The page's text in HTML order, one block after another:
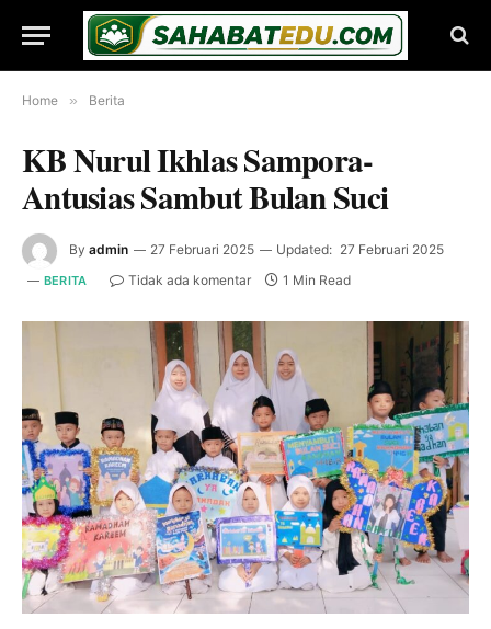
Home » Berita
KB Nurul Ikhlas Sampora-
Antusias Sambut Bulan Suci
By admin 27 Februari 2025 Updated: 27 Februari 2025
BERITA Tidak ada komentar 1 Min Read